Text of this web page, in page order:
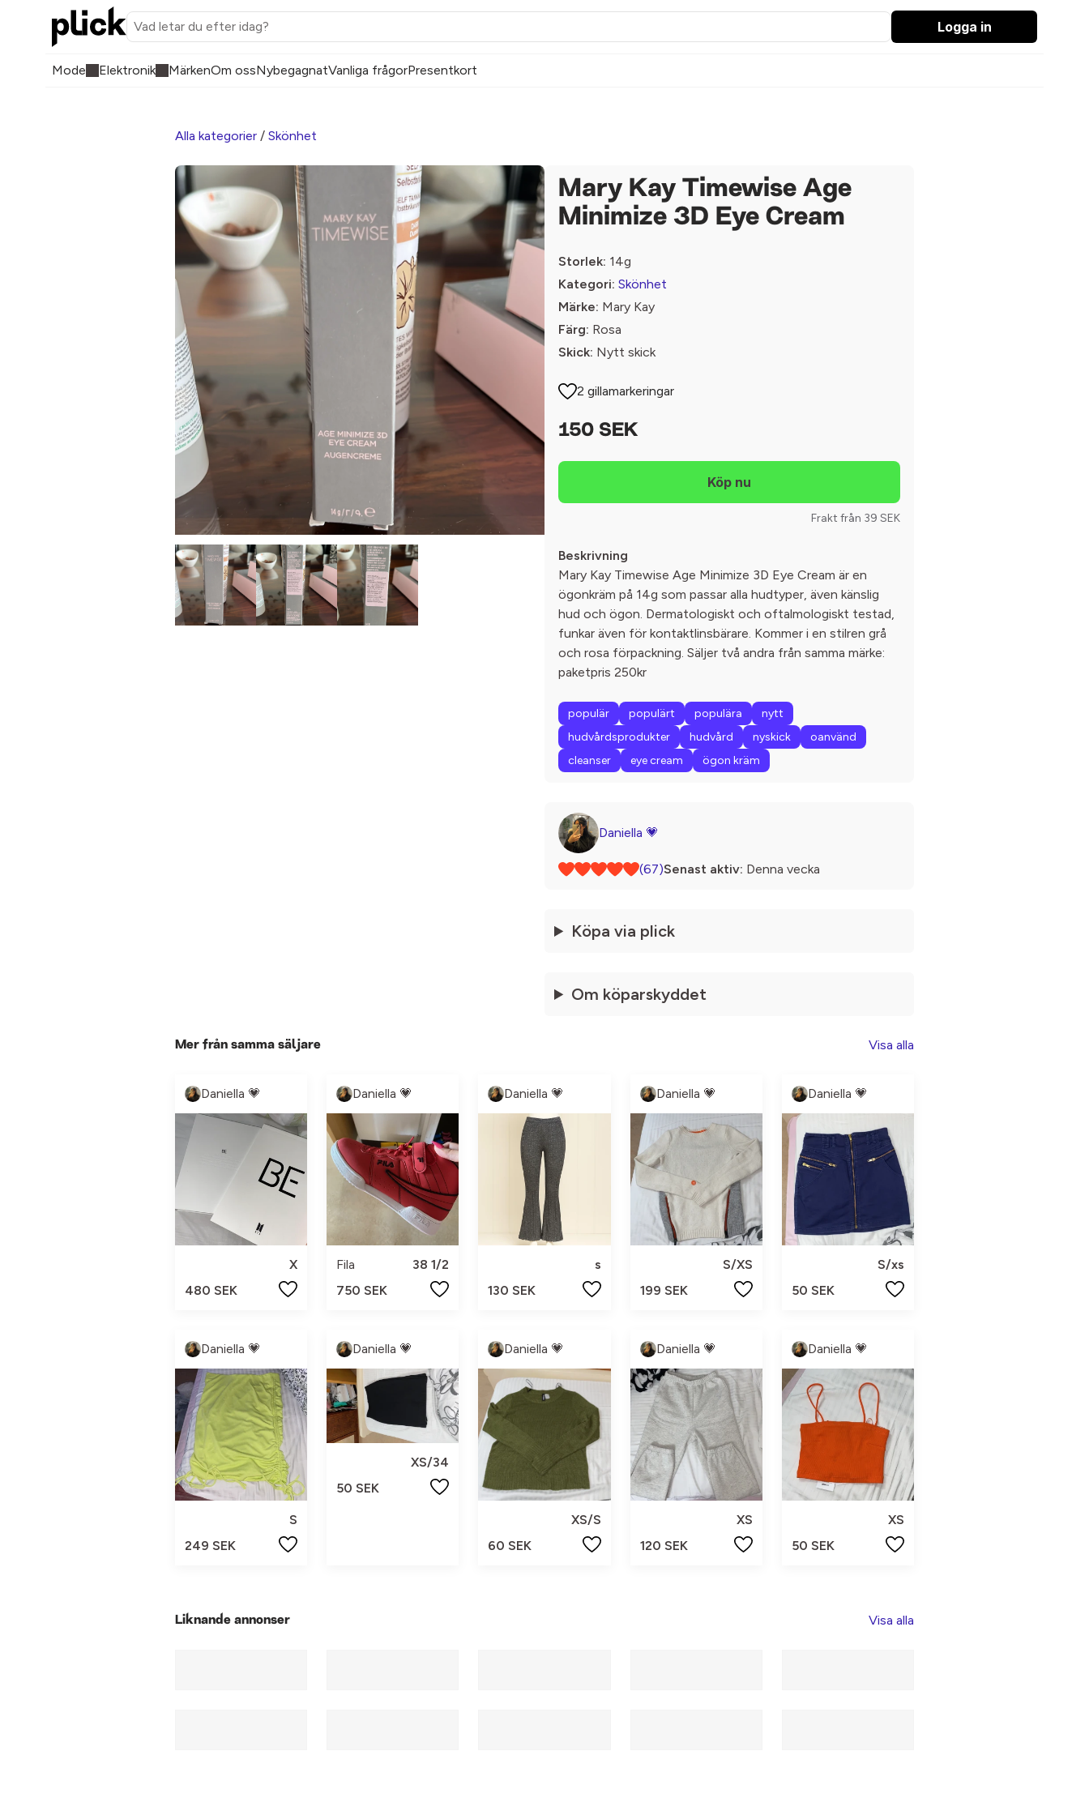
Logga in
Mode Elektronik MärkenOm ossNybegagnatVanliga frågorPresentkort
Alla kategorier / Skönhet
Mary Kay Timewise Age
Minimize 3D Eye Cream
Storlek: 14g
Kategori: Skönhet
Märke: Mary Kay
Färg: Rosa
Skick: Nytt skick
2 gillamarkeringar
150 SEK
Frakt från 39 SEK
Beskrivning
Mary Kay Timewise Age Minimize 3D Eye Cream är en
ögonkräm på 14g som passar alla hudtyper, även känslig
hud och ögon. Dermatologiskt och oftalmologiskt testad,
funkar även för kontaktlinsbärare. Kommer i en stilren grå
och rosa förpackning. Säljer två andra från samma märke:
paketpris 250kr
populär populärt populära
nytt
hudvårdsprodukter
hudvård nyskick
oanvänd
cleanser
eye cream ögon kräm
Daniella 💗
(67)Senast aktiv: Denna vecka
Köpa via plick
Om köparskyddet
Mer från samma säljare Visa alla
Daniella 💗
X
480 SEK
Daniella 💗
Fila
38 1/2
750 SEK
Daniella 💗
s
130 SEK
Daniella 💗
S/XS
199 SEK
Daniella 💗
S/xs
50 SEK
Daniella 💗
S
249 SEK
Daniella 💗
XS/34
50 SEK
Daniella 💗
XS/S
60 SEK
Daniella 💗
XS
120 SEK
Daniella 💗
XS
50 SEK
Liknande annonser Visa alla